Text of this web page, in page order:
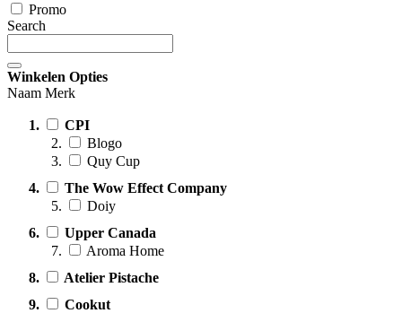
Promo
Search
Winkelen Opties
Naam Merk
CPI
Blogo
Quy Cup
The Wow Effect Company
Doiy
Upper Canada
Aroma Home
Atelier Pistache
Cookut